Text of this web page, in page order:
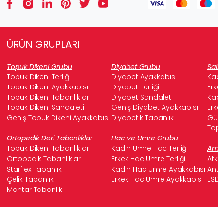
ÜRÜN GRUPLARI
Topuk Dikeni Grubu Diyabet Grubu
Topuk Dikeni Terliği
Diyabet Ayakkabısı
Topuk Dikeni Ayakkabısı
Diyabet Terliği
Topuk Dikeni Tabanlıkları
Diyabet Sandaleti
Topuk Dikeni Sandaleti
Geniş Diyabet Ayakkabısı
Geniş Topuk Dikeni Ayakkabısı Diyabetik Tabanlık
Ortopedik Deri Tabanlıklar
Hac ve Umre Grubu
Topuk Dikeni Tabanlıkları
Kadın Umre Hac Terliği
Ortopedik Tabanlıklar
Erkek Hac Umre Terliği
Starflex Tabanlık
Kadın Hac Umre Ayakkabısı
Çelik Tabanlık
Erkek Hac Umre Ayakkabısı
Mantar Tabanlık